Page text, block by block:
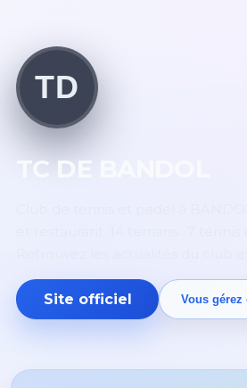
TD
TC DE BANDOL
Site officiel Vous gérez